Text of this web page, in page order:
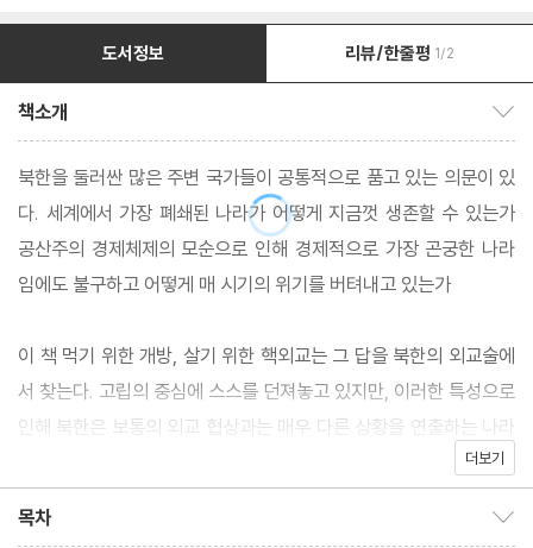
도서정보 리뷰/한줄평 1/2
책소개
북한을 둘러싼 많은 주변 국가들이 공통적으로 품고 있는 의문이 있
다. 세계에서 가장 폐쇄된 나라가 어떻게 지금껏 생존할 수 있는가
공산주의 경제체제의 모순으로 인해 경제적으로 가장 곤궁한 나라
임에도 불구하고 어떻게 매 시기의 위기를 버텨내고 있는가
이 책 먹기 위한 개방, 살기 위한 핵외교는 그 답을 북한의 외교술에
서 찾는다. 고립의 중심에 스스를 던져놓고 있지만, 이러한 특성으로
인해 북한은 보통의 외교 협상과는 매우 다른 상황을 연출하는 나라
다. 이러한 모습들로 인해 흔히 ‘이해하기 힘든 나라’, ‘예측 불가능한
로 북한의 처세술을 이해하는 근간이라고 역설한다. 북한에도 그들
더보기
목차